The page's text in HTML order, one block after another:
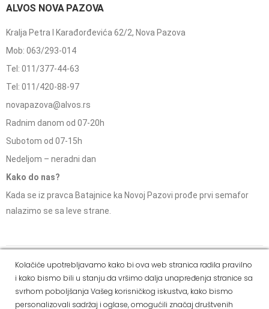
ALVOS NOVA PAZOVA
Kralja Petra I Karađorđevića 62/2, Nova Pazova
Mob: 063/293-014
Tel: 011/377-44-63
Tel: 011/420-88-97
novapazova@alvos.rs
Radnim danom od 07-20h
Subotom od 07-15h
Nedeljom – neradni dan
Kako do nas?
Kada se iz pravca Batajnice ka Novoj Pazovi prođe prvi semafor
nalazimo se sa leve strane.
Dostava i
način
Politika
privatnosti
Kako
kupiti
Reklamacije i pravo
na odustajanje
Social Media
Kolačiće upotrebljavamo kako bi ova web stranica radila pravilno
i kako bismo bili u stanju da vršimo dalja unapređenja stranice sa
svrhom poboljšanja Vašeg korisničkog iskustva, kako bismo
personalizovali sadržaj i oglase, omogućili značaj društvenih